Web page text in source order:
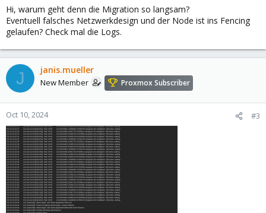
Hi, warum geht denn die Migration so langsam?
Eventuell falsches Netzwerkdesign und der Node ist ins Fencing
gelaufen? Check mal die Logs.
J janis.mueller
New Member Proxmox Subscriber
Oct 10, 2024 #3